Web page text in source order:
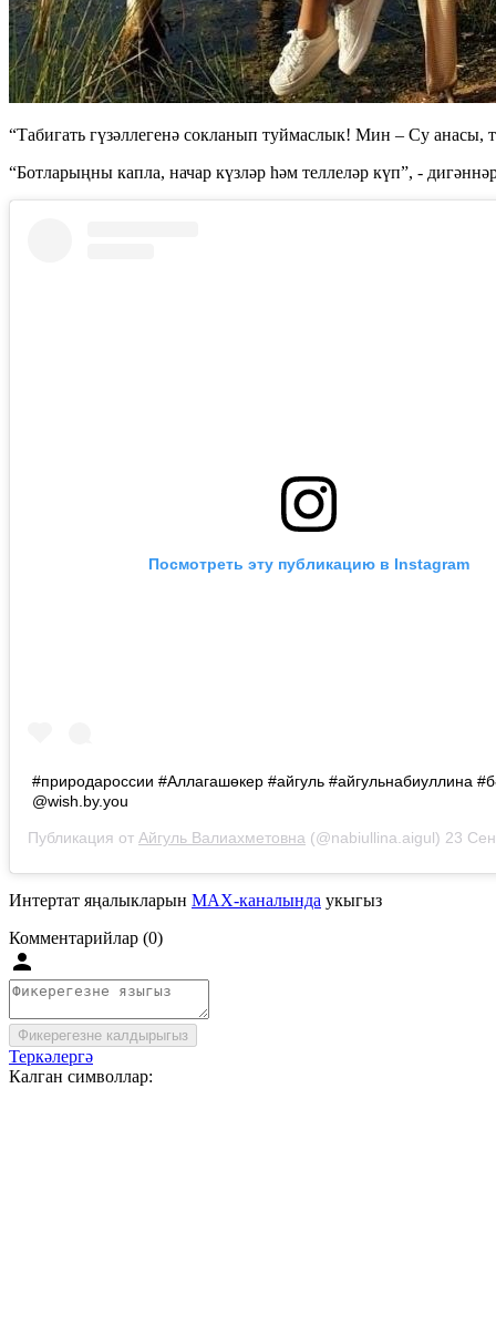
“Табигать гүзәллегенә сокланып туймаслык! Мин – Су
“Ботларыңны капла, начар күзләр һәм теллеләр күп”, -
Посмотреть эту публикацию в Instagram
#природароссии #Аллагашөкер #айгуль #айгульнабиуллина
@wish.by.you
Публикация от Айгуль Валиахметовна (@nabiullina.aigul) 23 Сен
Интертат яңалыкларын MAX-каналында укыгыз
Комментарийлар (0)
Фикерегезне калдырыгыз
Теркәлергә
Калган символлар: